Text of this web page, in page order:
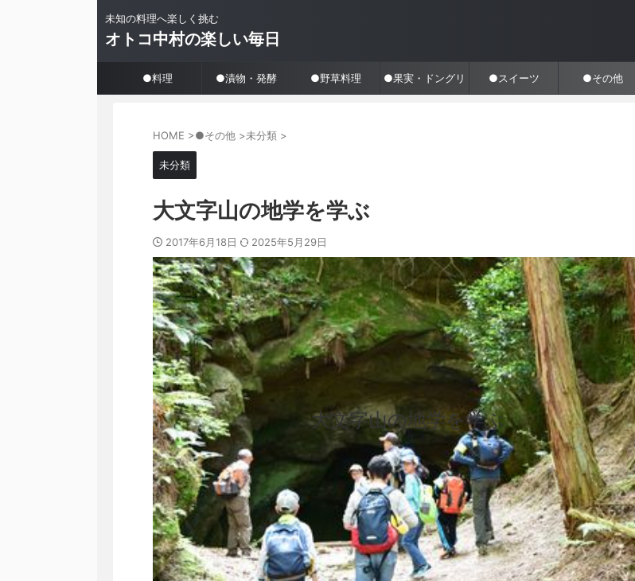
未知の料理へ楽しく挑む
オトコ中村の楽しい毎日
●料理 ●漬物・発酵 ●野草料理 ●果実・ドングリ ●スイーツ ●その他
HOME >●その他 >未分類 >
未分類
大文字山の地学を学ぶ
2017年6月18日 2025年5月29日
大文字山の地学を学ぶ